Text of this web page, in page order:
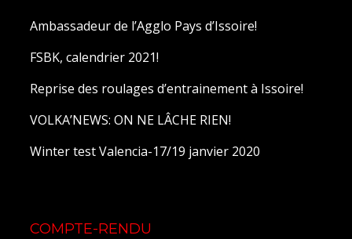
Ambassadeur de l’Agglo Pays d’Issoire!
FSBK, calendrier 2021!
Reprise des roulages d’entrainement à Issoire!
VOLKA’NEWS: ON NE LÂCHE RIEN!
Winter test Valencia-17/19 janvier 2020
COMPTE-RENDU